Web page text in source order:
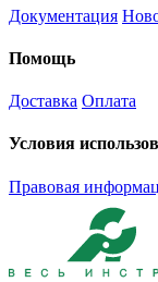
Документация
Помощь
Доставка Оплата
Условия
Правовая